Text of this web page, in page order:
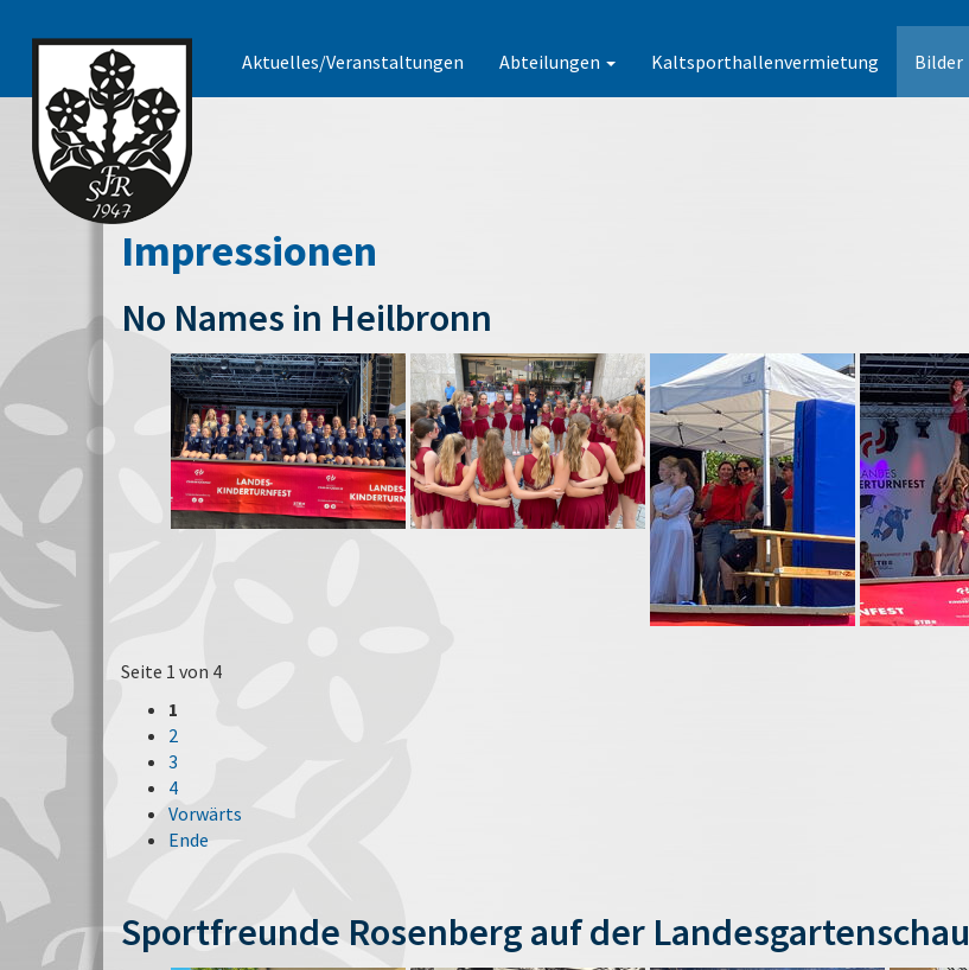
Aktuelles/Veranstaltungen Abteilungen Kaltsporthallenvermietung Bilder
Impressionen
No Names in Heilbronn
Seite 1 von 4
1
2
3
4
Vorwärts
Ende
Sportfreunde Rosenberg auf der Landesgartenschau